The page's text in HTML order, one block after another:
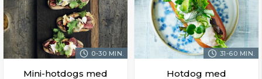
0-30 MIN.
Mini-hotdogs med
31-60 MIN.
Hotdog med